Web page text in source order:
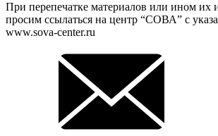
При перепечатке материалов или ином их
просим ссылаться на центр “СОВА” с
www.sova-center.ru